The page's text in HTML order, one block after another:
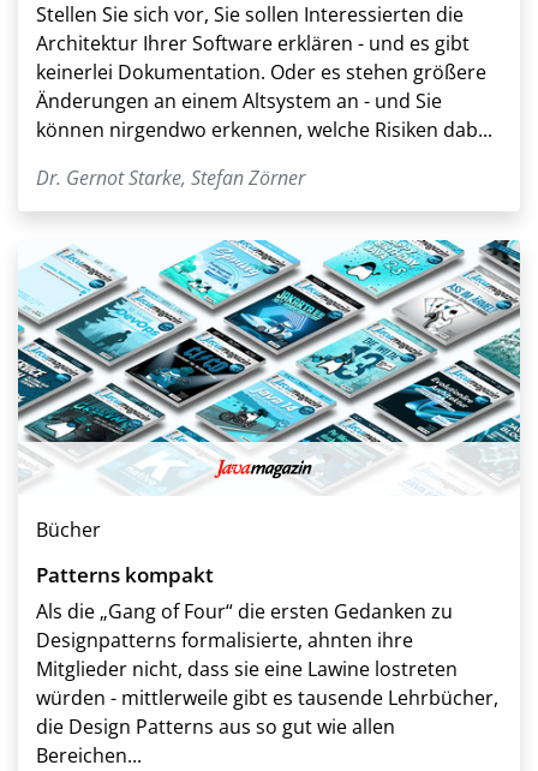
Stellen Sie sich vor, Sie sollen Interessierten die
Architektur Ihrer Software erklären - und es gibt
keinerlei Dokumentation. Oder es stehen größere
Änderungen an einem Altsystem an - und Sie
können nirgendwo erkennen, welche Risiken dab...
Dr. Gernot Starke, Stefan Zörner
Bücher
Patterns kompakt
Als die „Gang of Four“ die ersten Gedanken zu
Designpatterns formalisierte, ahnten ihre
Mitglieder nicht, dass sie eine Lawine lostreten
würden - mittlerweile gibt es tausende Lehrbücher,
die Design Patterns aus so gut wie allen
Bereichen...